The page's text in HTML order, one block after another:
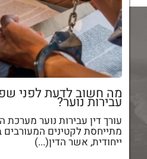
מה חשוב לדעת לפני
עבירות נוער?
עורך דין עבירות נוער
מתייחסת לקטינים
ייחודית, אשר הדין(...)